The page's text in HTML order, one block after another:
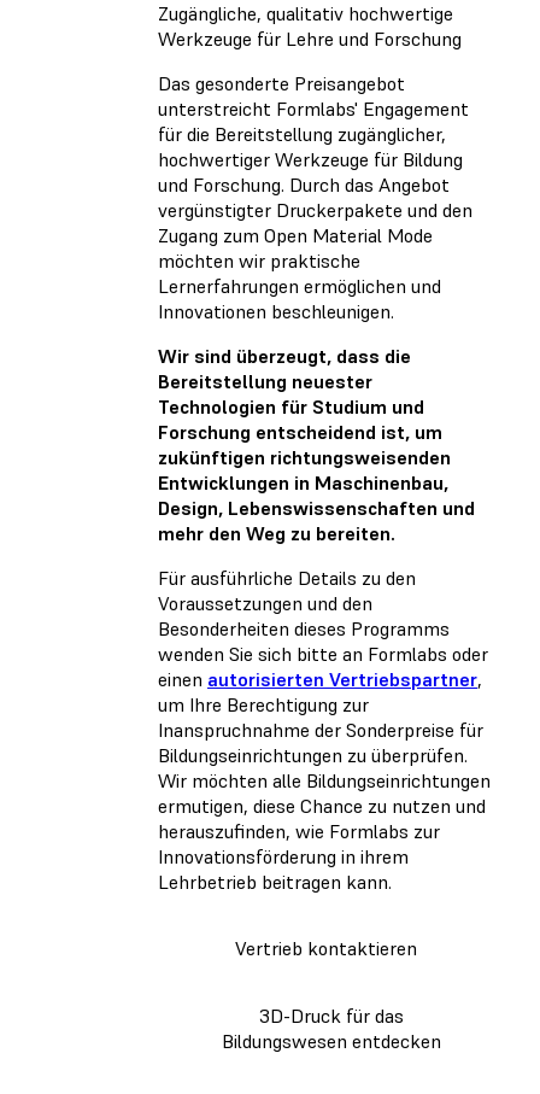
Zugängliche, qualitativ hochwertige
Werkzeuge für Lehre und Forschung
Das gesonderte Preisangebot
unterstreicht Formlabs' Engagement
für die Bereitstellung zugänglicher,
hochwertiger Werkzeuge für Bildung
und Forschung. Durch das Angebot
vergünstigter Druckerpakete und den
Zugang zum Open Material Mode
möchten wir praktische
Lernerfahrungen ermöglichen und
Innovationen beschleunigen.
Wir sind überzeugt, dass die
Bereitstellung neuester
Technologien für Studium und
Forschung entscheidend ist, um
zukünftigen richtungsweisenden
Entwicklungen in Maschinenbau,
Design, Lebenswissenschaften und
mehr den Weg zu bereiten.
Für ausführliche Details zu den
Voraussetzungen und den
Besonderheiten dieses Programms
wenden Sie sich bitte an Formlabs oder
einen autorisierten Vertriebspartner,
um Ihre Berechtigung zur
Inanspruchnahme der Sonderpreise für
Bildungseinrichtungen zu überprüfen.
Wir möchten alle Bildungseinrichtungen
ermutigen, diese Chance zu nutzen und
herauszufinden, wie Formlabs zur
Innovationsförderung in ihrem
Lehrbetrieb beitragen kann.
Vertrieb kontaktieren
3D-Druck für das
Bildungswesen entdecken